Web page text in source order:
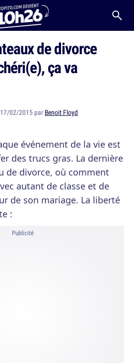
de divorce
ça va
02/2015 par Benoit Floyd
événement de la vie est
des trucs gras. La dernière
de divorce, où comment
autant de classe et de
de son mariage. La liberté
:
Publicité